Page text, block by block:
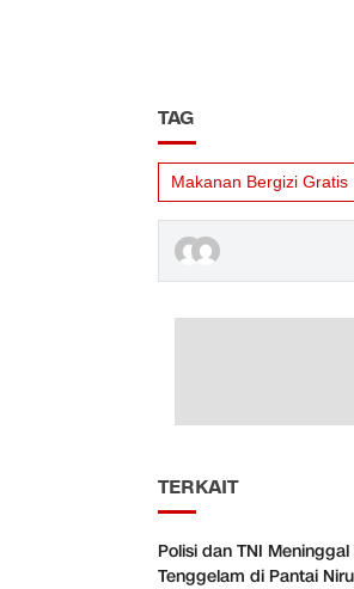
TAG
Makanan Bergizi Gratis
TERKAIT
Polisi dan TNI
Tenggelam di Pantai